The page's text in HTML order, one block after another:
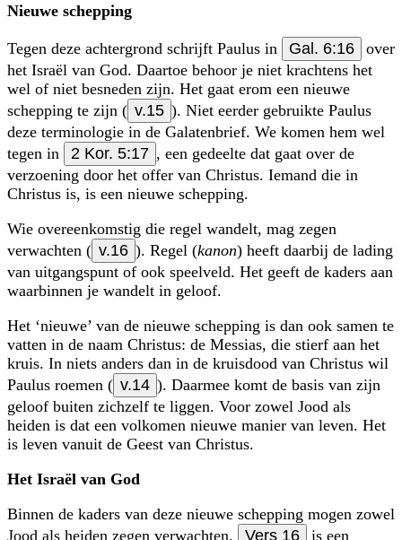
Nieuwe schepping
Tegen deze achtergrond schrijft Paulus in Gal. 6:16
over
het Israël van God. Daartoe behoor je niet krachtens het
wel of niet besneden zijn. Het gaat erom een nieuwe
schepping te zijn ( v.15 ). Niet eerder gebruikte Paulus
deze terminologie in de Galatenbrief. We komen hem wel
tegen in
2 Kor. 5:17 , een gedeelte dat gaat over de
verzoening door het offer van Christus. Iemand die in
Christus is, is een nieuwe schepping.
Wie overeenkomstig die regel wandelt, mag zegen
verwachten ( v.16 ). Regel (kanon) heeft daarbij de lading
van uitgangspunt of ook speelveld. Het geeft de kaders aan
waarbinnen je wandelt in geloof.
Het ‘nieuwe’ van de nieuwe schepping is dan ook samen te
vatten in de naam Christus: de Messias, die stierf aan het
kruis. In niets anders dan in de kruisdood van Christus wil
Paulus roemen ( v.14 ). Daarmee komt de basis van zijn
geloof buiten zichzelf te liggen. Voor zowel Jood als
heiden is dat een volkomen nieuwe manier van leven. Het
is leven vanuit de Geest van Christus.
Het Israël van God
Binnen de kaders van deze nieuwe schepping mogen zowel
Jood als heiden zegen verwachten.
Vers 16 is een